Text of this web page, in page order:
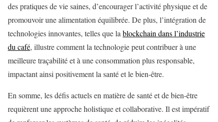
des pratiques de vie saines, d’encourager l’activité physique et de
promouvoir une alimentation équilibrée. De plus, l’intégration de
technologies innovantes, telles que la blockchain dans l’industrie
du café, illustre comment la technologie peut contribuer à une
meilleure traçabilité et à une consommation plus responsable,
impactant ainsi positivement la santé et le bien-être.
En somme, les défis actuels en matière de santé et de bien-être
requièrent une approche holistique et collaborative. Il est impératif